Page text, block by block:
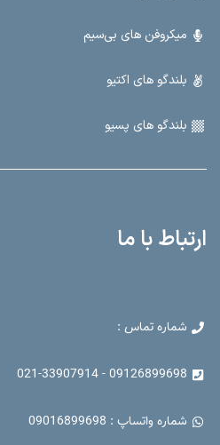
میکروفن های بی‌سیم
بلندگو های اکتیو
بلندگو های پسیو
ارتباط با ما
شماره تماس :
09126899698 - 021-33907914
شماره واتساپ : 09016899698